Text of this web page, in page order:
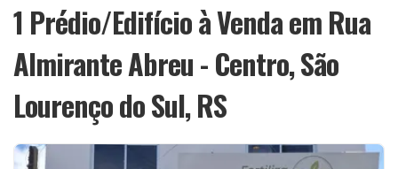
1 Prédio/Edifício à Venda em Rua
Almirante Abreu - Centro, São
Lourenço do Sul, RS